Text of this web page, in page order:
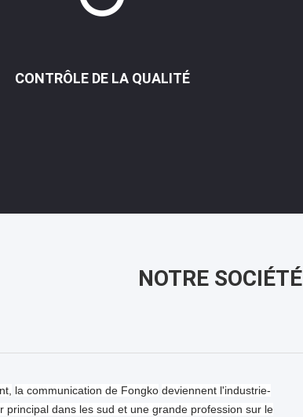
CONTRÔLE DE LA QUALITÉ
NOTRE SOCIÉTÉ
la communication de Fongko deviennent l'industrie-
dans les sud et une grande profession sur le